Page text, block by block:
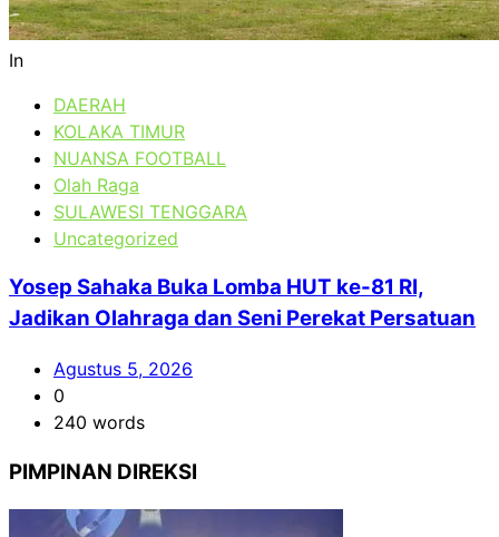
In
DAERAH
KOLAKA TIMUR
NUANSA FOOTBALL
Olah Raga
SULAWESI TENGGARA
Uncategorized
Yosep Sahaka Buka Lomba HUT ke-81 RI,
Jadikan Olahraga dan Seni Perekat Persatuan
Agustus 5, 2026
0
240 words
PIMPINAN DIREKSI